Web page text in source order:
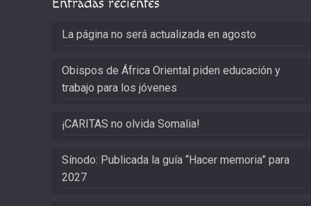
La página no será actualizada en agosto
Obispos de África Oriental piden educación y
trabajo para los jóvenes
¡CARITAS no olvida Somalia!
Sínodo: Publicada la guía “Hacer memoria” para
2027